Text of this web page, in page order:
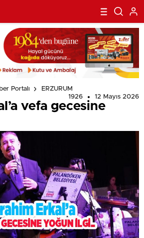
Portalı
ERZURUM
1926
12 Mayıs 2026
vefa gecesine